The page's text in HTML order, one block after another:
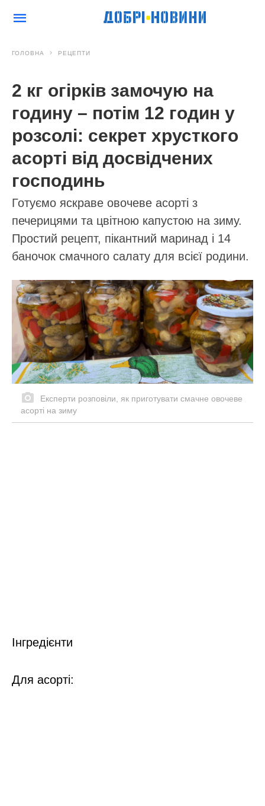
ГОЛОВНА РЕЦЕПТИ
2 кг огірків замочую на
годину – потім 12 годин у
розсолі: секрет хрусткого
асорті від досвідчених
господинь
Готуємо яскраве овочеве асорті з
печерицями та цвітною капустою на зиму.
Простий рецепт, пікантний маринад і 14
баночок смачного салату для всієї родини.
Експерти розповіли, як приготувати смачне овочеве
асорті на зиму
Інгредієнти
Для асорті: